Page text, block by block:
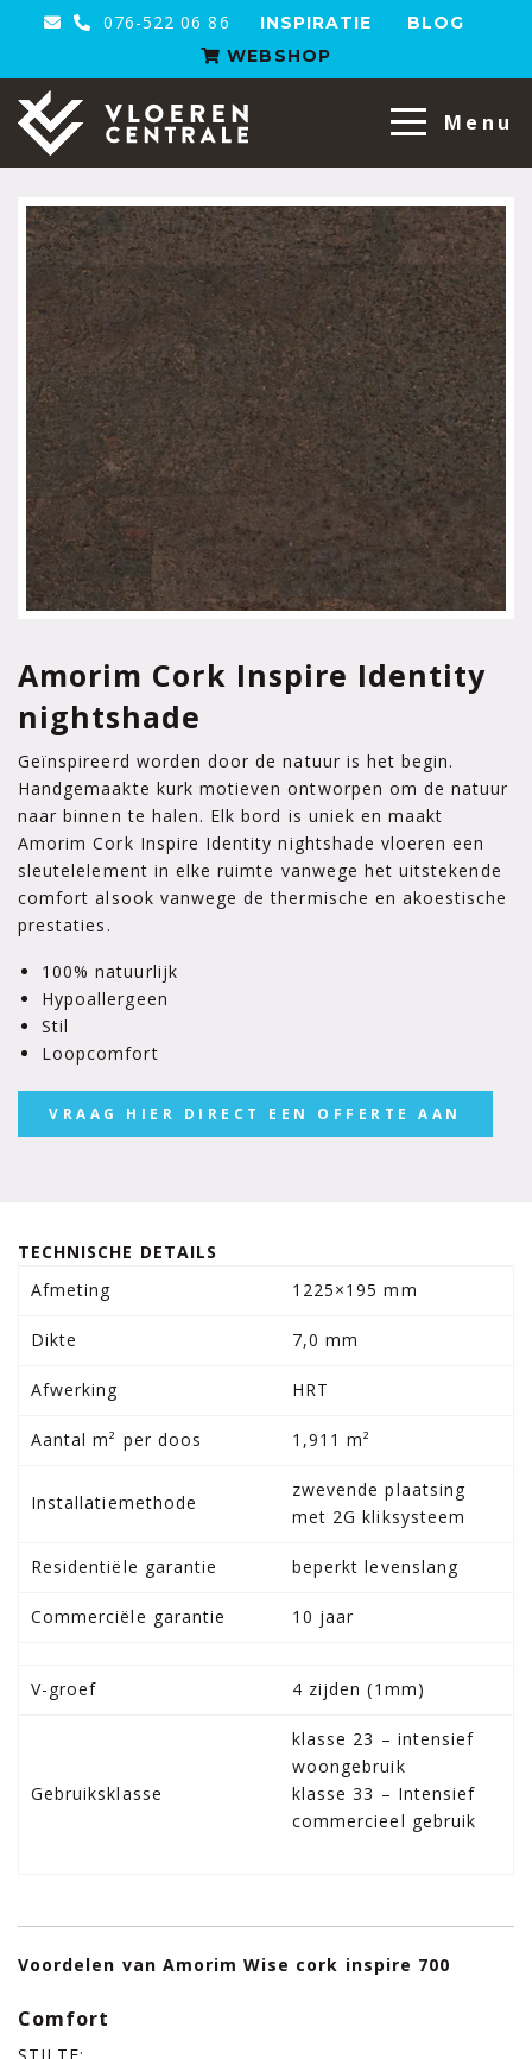
076-522 06 86 INSPIRATIE
BLOG
WEBSHOP
VloerenCentrale
Menu
Amorim Cork Inspire Identity
nightshade
Geïnspireerd worden door de natuur is het begin.
Handgemaakte kurk motieven ontworpen om de natuur
naar binnen te halen. Elk bord is uniek en maakt
Amorim Cork Inspire Identity nightshade vloeren een
sleutelelement in elke ruimte vanwege het uitstekende
comfort alsook vanwege de thermische en akoestische
prestaties.
100% natuurlijk
Hypoallergeen
Stil
Loopcomfort
VRAAG HIER DIRECT EEN OFFERTE AAN
TECHNISCHE DETAILS
Afmeting
1225×195 mm
Dikte 7,0 mm
Afwerking HRT
Aantal m² per doos 1,911 m²
Installatiemethode
zwevende plaatsing
met 2G kliksysteem
Residentiële garantie beperkt levenslang
Commerciële garantie 10 jaar
V-groef 4 zijden (1mm)
Gebruiksklasse
klasse 23 – intensief
woongebruik
klasse 33 – Intensief
commercieel gebruik
Voordelen van Amorim Wise cork inspire 700
Comfort